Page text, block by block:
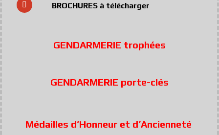
BROCHURES à télécharger
GENDARMERIE trophées
GENDARMERIE porte-clés
Médailles d’Honneur et d’Ancienneté